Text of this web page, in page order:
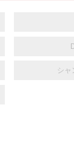
シャ